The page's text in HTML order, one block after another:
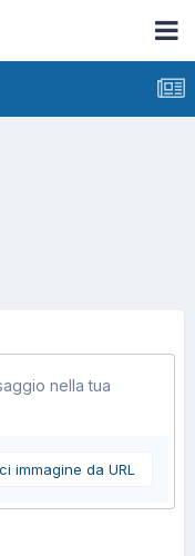
nella tua
immagine da URL